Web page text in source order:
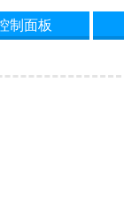
制面板